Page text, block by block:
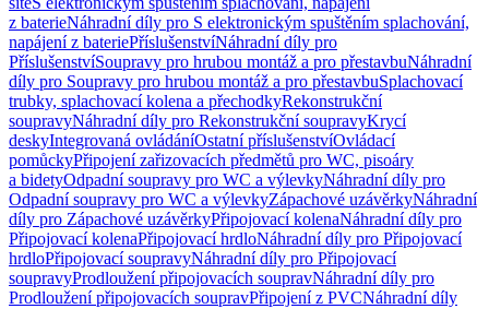
z baterieNáhradní díly pro S elektronickým spuštěním splachování,
napájení z bateriePříslušenstvíNáhradní díly pro
PříslušenstvíSoupravy pro hrubou montáž a pro přestavbuNáhradní
díly pro Soupravy pro hrubou montáž a pro přestavbuSplachovací
trubky, splachovací kolena a přechodkyRekonstrukční
soupravyNáhradní díly pro Rekonstrukční soupravyKrycí
deskyIntegrovaná ovládáníOstatní příslušenstvíOvládací
pomůckyPřipojení zařizovacích předmětů pro WC, pisoáry
a bidetyOdpadní soupravy pro WC a výlevkyNáhradní díly pro
Odpadní soupravy pro WC a výlevkyZápachové uzávěrkyNáhradní
díly pro Zápachové uzávěrkyPřipojovací kolenaNáhradní díly pro
Připojovací kolenaPřipojovací hrdloNáhradní díly pro Připojovací
hrdloPřipojovací soupravyNáhradní díly pro Připojovací
soupravyProdloužení připojovacích soupravNáhradní díly pro
Prodloužení připojovacích soupravPřipojení z PVCNáhradní díly